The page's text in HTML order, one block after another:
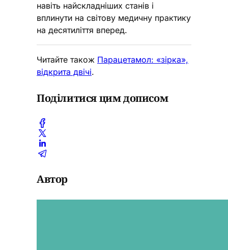
навіть найскладніших станів і
вплинути на світову медичну практику
на десятиліття вперед.
Читайте також Парацетамол: «зірка»,
відкрита двічі.
Поділитися цим дописом
Автор